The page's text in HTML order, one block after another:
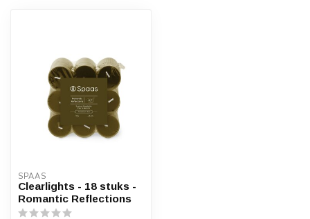
SPAAS
Clearlights - 18 stuks -
Romantic Reflections